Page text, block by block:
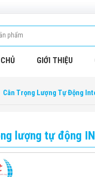
GIỚI THIỆU
Cân Trọng Lượng Tự Động
lượng tự động